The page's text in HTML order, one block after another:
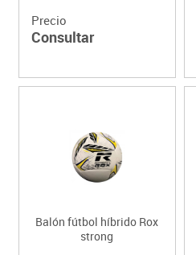
Precio
Consultar
Balón fútbol híbrido Rox
strong